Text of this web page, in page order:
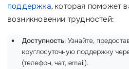
поддержка, которая поможет
возникновении трудностей:
Доступность: Узнайте,
круглосуточную поддержку
(телефон, чат, email).